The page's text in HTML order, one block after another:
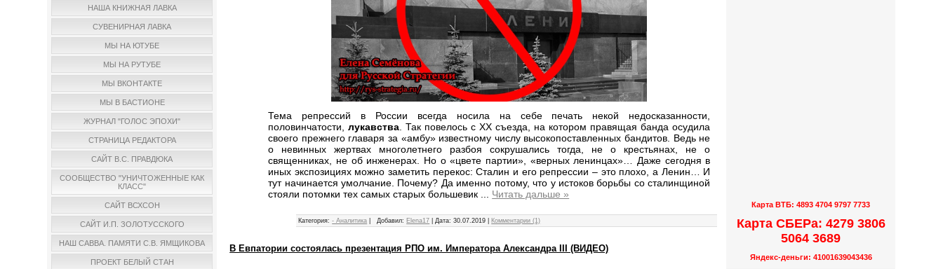
НАША КНИЖНАЯ ЛАВКА
СУВЕНИРНАЯ ЛАВКА
МЫ НА ЮТУБЕ
МЫ НА РУТУБЕ
МЫ ВКОНТАКТЕ
МЫ В БАСТИОНЕ
ЖУРНАЛ "ГОЛОС ЭПОХИ"
СТРАНИЦА РЕДАКТОРА
САЙТ В.С. ПРАВДЮКА
СООБЩЕСТВО "УНИЧТОЖЕННЫЕ КАК
КЛАСС"
САЙТ ВСХСОН
САЙТ И.П. ЗОЛОТУССКОГО
НАШ САВВА. ПАМЯТИ С.В. ЯМЩИКОВА
ПРОЕКТ БЕЛЫЙ СТАН
Тема репрессий в России всегда носила на себе печать некой недосказанности,
половинчатости,лукавства. Так повелось с ХХ съезда, на котором правящая банда осудила
своего прежнего главаря за «амбу» известному числу высокопоставленных бандитов. Ведь не
о невинных жертвах многолетнего разбоя сокрушались тогда, не о крестьянах, не о
священниках, не об инженерах. Но о «цвете партии», «верных ленинцах»… Даже сегодня в
иных экспозициях можно заметить перекос: Сталин и его репрессии – это плохо, а Ленин… И
тут начинается умолчание. Почему? Да именно потому, что у истоков борьбы со сталинщиной
стояли потомки тех самых старых большевик ... Читать дальше »
Категория: - Аналитика Добавил: Elena17 |Дата: 30.07.2019 Комментарии (1)
В Евпатории состоялась презентация РПО им. Императора Александра III (ВИДЕО)
Карта ВТБ: 4893 4704 9797 7733
Карта СБЕРа: 4279 3806
5064 3689
Яндекс-деньги: 41001639043436